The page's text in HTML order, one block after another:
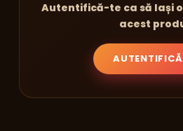
Autentifică-te ca să lași
acest